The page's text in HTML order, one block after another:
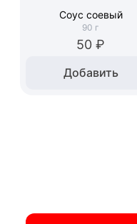
Соус соевый
90 г
50 ₽
Добавить